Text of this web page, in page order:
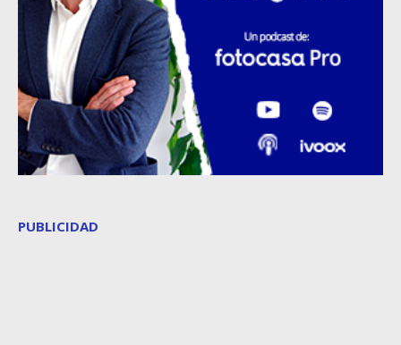
PUBLICIDAD